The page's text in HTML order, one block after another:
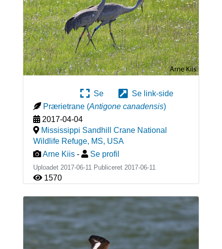
Se
Se link-side
Prærietrane (Antigone canadensis)
2017-04-04
Mississippi Sandhill Crane National
Wildlife Refuge, MS, USA
Arne Kiis - Se profil
Uploadet 2017-06-11 Publiceret 2017-06-11
1570